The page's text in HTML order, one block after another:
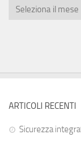
ARTICOLI RECENTI
Sicurezza